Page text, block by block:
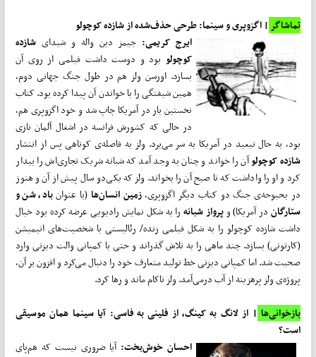
تماشاگر | اگزوپری و سینما: طرحی حذف‌شده از شازده کوچولو
ایرج کریمی:جیمز دین واله و شیدای شازده
کوچولوبود و دوست داشت فیلمی از روی آن
بسازد. اورسن ولز هم در طول جنگ جهانی دوم،
همین شیفتگی را با خواندن آن پیدا کرده بود. کتاب
نخستین بار در آمریکا چاپ شد و خود اگزوپری هم،
در حالی که کشورش فرانسه در اشغال آلمان نازی
بود، به حال تبعید در آمریکا به سر می‌برد. ولز به فاصله‌ی کوتاهی پس از انتشار
شازده کوچولوآن را خواند و چنان به وجد آمد که شبانه شریک تجاری‌اش را بیدار
کرد و او را واداشت که تا صبح آن را بخواند. ولز که یکی‌دو سال پیش از آن و هنوز
در بحبوحه‌ی جنگ دو کتاب دیگر اگزوپری، زمین انسان‌ها(با عنوانباد، شن و
ستارگاندر آمریکا) و پرواز شبانهرا به شکل نمایش رادیویی عرضه کرده بود خیال
داشت شازده کوچولو ‌را به شکل فیلمی زنده/ رئالیستی با شخصیت‌های انیمیشن
(کارتونی) بسازد. چند ماهی را به تلاش گذراند و حتی با کمپانی والت دیزنی وارد
صحبت شد. اما کمپانی دیزنی خط تولید متعارف خود را دنبال می‌کرد و افزون بر آن،
پروژه‌ی ولز پرهزینه از آب درمی‌آمد. ولز ناکام ماند و رها کرد.
بازخوانی‌ها | از لانگ به کینگ، از فلینی به فاسی: آیا سینما همان موسیقی
است؟
احسان خوش‌بخت:آیا ضروری نیست که هم‌پای